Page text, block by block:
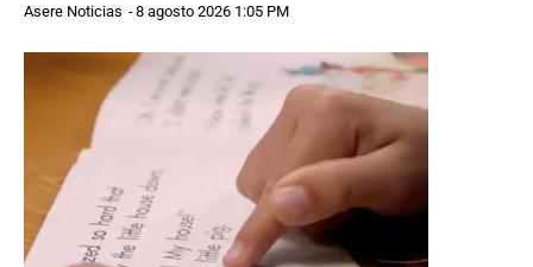
Asere Noticias -8 agosto 2026 1:05 PM